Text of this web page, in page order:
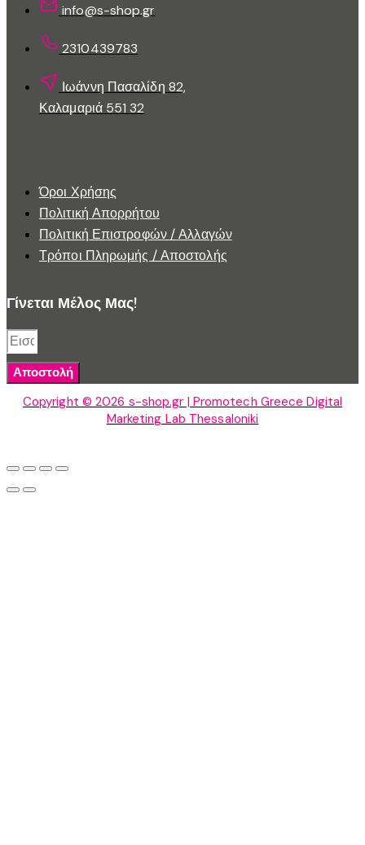
του
info@s-shop.gr
2310439783
Ιωάννη Πασαλίδη 82,
Καλαμαριά 551 32
Όροι Χρήσης
Πολιτική Απορρήτου
Πολιτική Επιστροφών / Αλλαγών
Τρόποι Πληρωμής / Αποστολής
Γίνεται Μέλος Μας!
Αποστολή
Copyright © 2026 s-shop.gr | Promotech Greece Digital
Marketing Lab Thessaloniki